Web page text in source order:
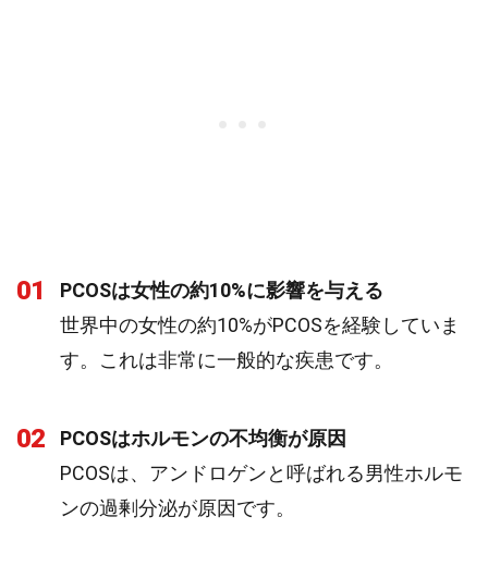
01
PCOSは女性の約10%に影響を与える
世界中の女性の約10%がPCOSを経験していま
す。これは非常に一般的な疾患です。
02
PCOSはホルモンの不均衡が原因
PCOSは、アンドロゲンと呼ばれる男性ホルモ
ンの過剰分泌が原因です。